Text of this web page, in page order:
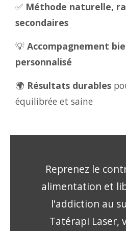
✅ Méthode naturelle,
secondaires
💡 Accompagnement
personnalisé
🌍 Résultats durables
équilibrée et saine
Reprenez le
alimentation et
l'addiction au
Tatérapi Laser,